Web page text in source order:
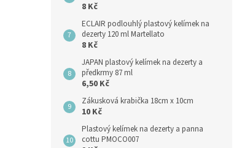
8 Kč
ECLAIR podlouhlý plastový kelímek na
dezerty 120 ml Martellato
8 Kč
JAPAN plastový kelímek na dezerty a
předkrmy 87 ml
6,50 Kč
Zákusková krabička 18cm x 10cm
10 Kč
Plastový kelímek na dezerty a panna
cottu PMOCO007